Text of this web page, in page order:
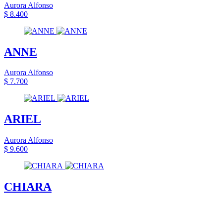
Aurora Alfonso
$ 8.400
ANNE
Aurora Alfonso
$ 7.700
ARIEL
Aurora Alfonso
$ 9.600
CHIARA